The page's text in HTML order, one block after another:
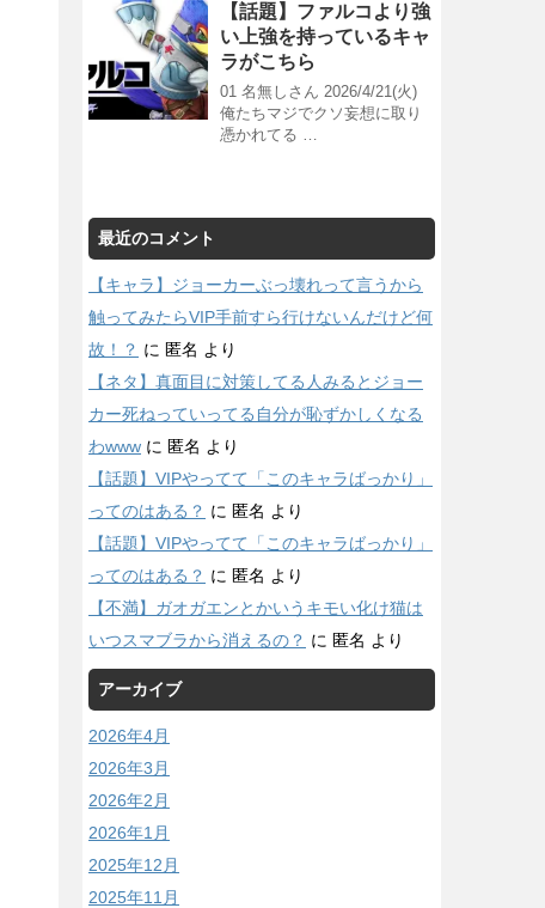
【話題】ファルコより強
い上強を持っているキャ
ラがこちら
01 名無しさん 2026/4/21(火)
俺たちマジでクソ妄想に取り
憑かれてる …
最近のコメント
【キャラ】ジョーカーぶっ壊れって言うから
触ってみたらVIP手前すら行けないんだけど何
故！？ に 匿名 より
【ネタ】真面目に対策してる人みるとジョー
カー死ねっていってる自分が恥ずかしくなる
わwww に 匿名 より
【話題】VIPやってて「このキャラばっかり」
ってのはある？ に 匿名 より
【話題】VIPやってて「このキャラばっかり」
ってのはある？ に 匿名 より
【不満】ガオガエンとかいうキモい化け猫は
いつスマブラから消えるの？ に 匿名 より
アーカイブ
2026年4月
2026年3月
2026年2月
2026年1月
2025年12月
2025年11月